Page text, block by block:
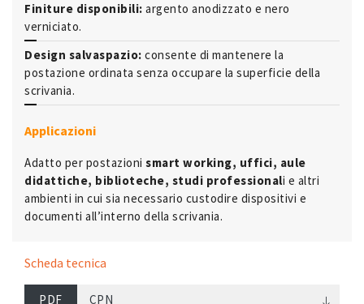
Finiture disponibili: argento anodizzato e nero
verniciato.
Design salvaspazio: consente di mantenere la
postazione ordinata senza occupare la superficie della
scrivania.
Applicazioni
Adatto per postazioni smart working, uffici, aule
didattiche, biblioteche, studi professionali e altri
ambienti in cui sia necessario custodire dispositivi e
documenti all’interno della scrivania.
Scheda tecnica
PDF CPN